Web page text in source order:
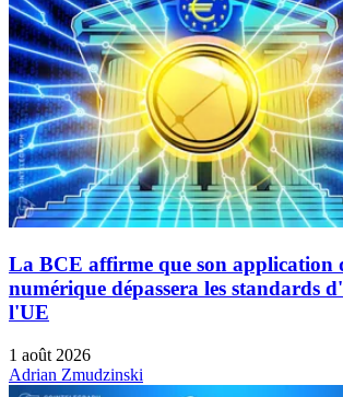
La BCE affirme que son application
numérique dépassera les standards
l'UE
1 août 2026
Adrian Zmudzinski